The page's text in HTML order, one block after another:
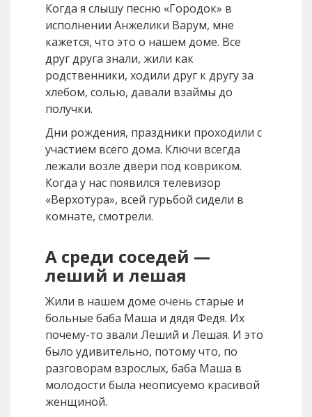
Когда я слышу песню «Городок» в
исполнении Анжелики Варум, мне
кажется, что это о нашем доме. Все
друг друга знали, жили как
родственники, ходили друг к другу за
хлебом, солью, давали взаймы до
получки.
Дни рождения, праздники проходили с
участием всего дома. Ключи всегда
лежали возле двери под ковриком.
Когда у нас появился телевизор
«Верхотура», всей гурьбой сидели в
комнате, смотрели.
А среди соседей —
леший и лешая
Жили в нашем доме очень старые и
больные баба Маша и дядя Федя. Их
почему-то звали Леший и Лешая. И это
было удивительно, потому что, по
разговорам взрослых, баба Маша в
молодости была неописуемо красивой
женщиной.